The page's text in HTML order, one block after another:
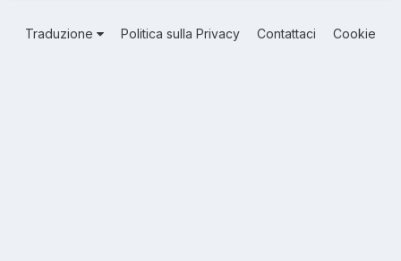
Traduzione Politica sulla Privacy Contattaci Cookie